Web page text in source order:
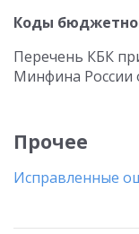
Коды
Перечень КБК
Минфина России
Прочее
Исправленные